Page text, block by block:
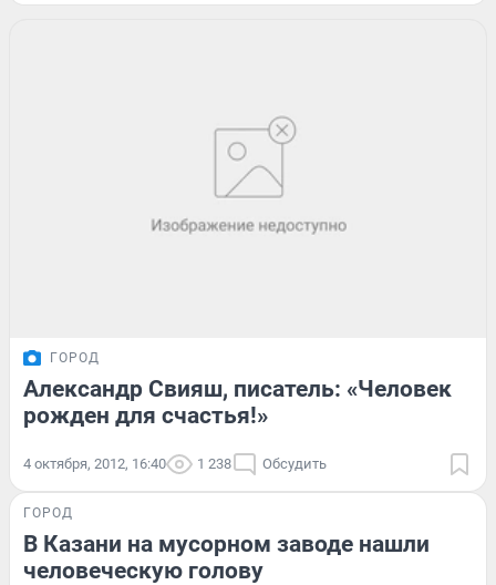
ГОРОД
Александр Свияш, писатель: «Человек
рожден для счастья!»
4 октября, 2012, 16:40 1 238 Обсудить
ГОРОД
В Казани на мусорном заводе нашли
человеческую голову